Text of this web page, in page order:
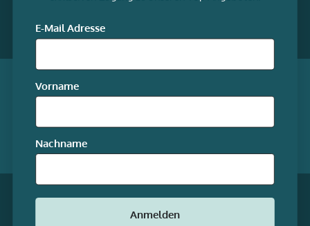
media
Facebook
Qualität garantiert
Unsere Online-Shops
* Alle Preise inkl. gesetzl. Mehrwertsteuer zzgl.
© stempel-fabrik.de – Alle Rechte
E-Mail Adresse
Vorname
Nachname
Anmelden